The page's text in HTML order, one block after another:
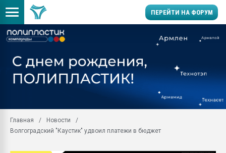
ПЕРЕЙТИ НА ФОРУМ
заводу пластмасс"
Главная
Новости
Волгоградский "Каустик" удвоил платежи в бюджет